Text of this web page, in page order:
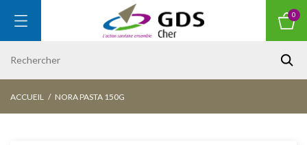
0
ACCUEIL NORA PASTA 150G